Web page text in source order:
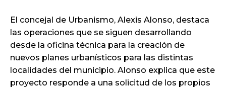
El concejal de Urbanismo, Alexis Alonso, destaca
las operaciones que se siguen desarrollando
desde la oficina técnica para la creación de
nuevos planes urbanísticos para las distintas
localidades del municipio. Alonso explica que este
proyecto responde a una solicitud de los propios